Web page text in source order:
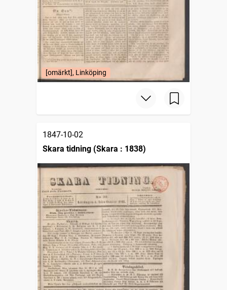
[omärkt], Linköping
1847-10-02
Skara tidning (Skara : 1838)